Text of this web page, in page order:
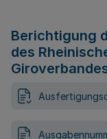
Berichtigung
des